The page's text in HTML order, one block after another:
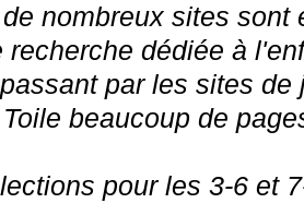
nombreux sites
recherche dédiée à
par les sites
beaucoup de
pour les 3-6 et